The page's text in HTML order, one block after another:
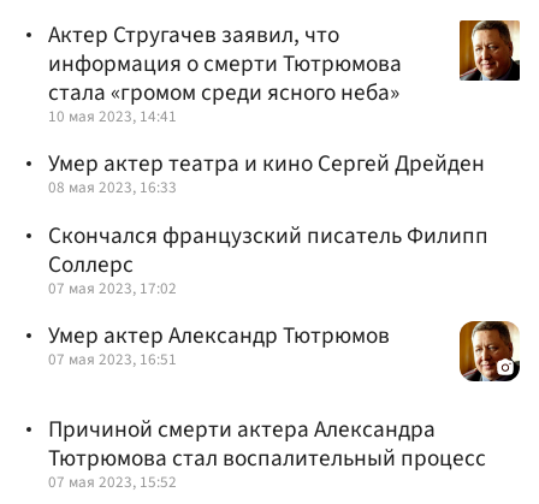
Актер Стругачев заявил, что
информация о смерти Тютрюмова
стала «громом среди ясного неба»
10 мая 2023, 14:41
Умер актер театра и кино Сергей Дрейден
08 мая 2023, 16:33
Скончался французский писатель Филипп
Соллерс
07 мая 2023, 17:02
Умер актер Александр Тютрюмов
07 мая 2023, 16:51
Причиной смерти актера Александра
Тютрюмова стал воспалительный процесс
07 мая 2023, 15:52